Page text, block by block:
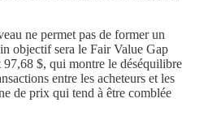
ne permet pas de former un
objectif sera le Fair Value Gap
$, qui montre le déséquilibre
entre les acheteurs et les
de prix qui tend à être comblée